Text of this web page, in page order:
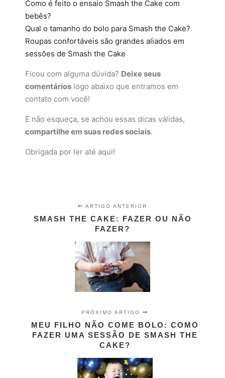
Como é feito o ensaio Smash the Cake com
bebês?
Qual o tamanho do bolo para Smash the Cake?
Roupas confortáveis são grandes aliados em
sessões de Smash the Cake
Ficou com alguma dúvida? Deixe seus
comentários logo abaixo que entramos em
contato com você!
E não esqueça, se achou essas dicas válidas,
compartilhe em suas redes sociais.
Obrigada por ler até aqui!
ARTIGO ANTERIOR
SMASH THE CAKE: FAZER OU NÃO
FAZER?
PRÓXIMO ARTIGO
MEU FILHO NÃO COME BOLO: COMO
FAZER UMA SESSÃO DE SMASH THE
CAKE?